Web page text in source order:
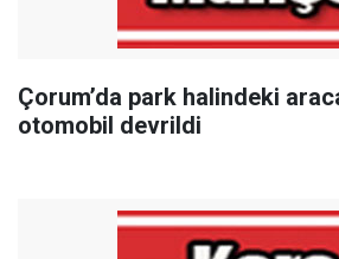
Çorum’da park halindeki
otomobil devrildi